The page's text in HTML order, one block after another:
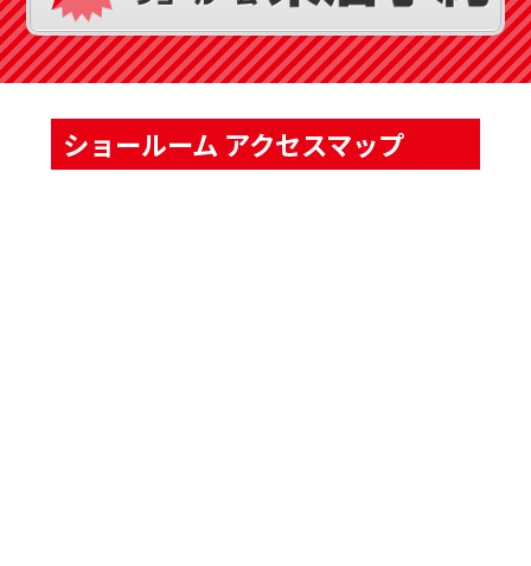
ショールーム アクセスマップ